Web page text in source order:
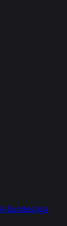
Bundesliga